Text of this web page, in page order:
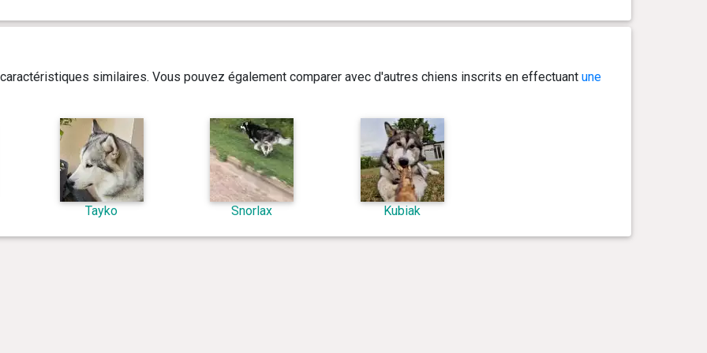
similaires. Vous pouvez également comparer avec d'autres chiens inscrits en effectuant une
Tayko Snorlax Kubiak